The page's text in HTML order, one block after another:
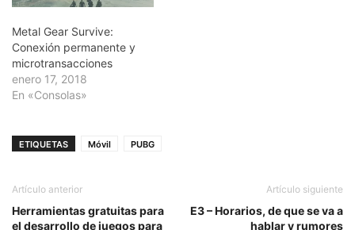
Metal Gear Survive:
Conexión permanente y
microtransacciones
enero 17, 2018
En «Consolas»
ETIQUETAS Móvil PUBG
Artículo anterior
Herramientas gratuitas para
el desarrollo de juegos para
Artículo siguiente
E3 – Horarios, de que se va a
hablar y rumores